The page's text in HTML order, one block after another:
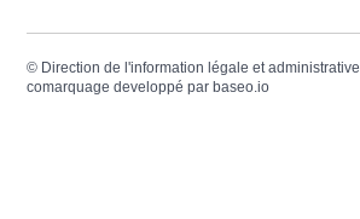
© Direction de l'information légale et administrative
comarquage developpé parbaseo.io